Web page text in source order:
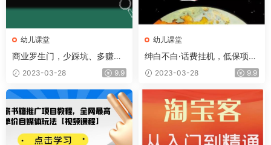
幼儿课堂
商业罗生门，少踩坑、多赚钱
带你走进商业世界的第一课
2023-03-28 9.9
幼儿课堂
绅白不白·话费挂机，低保项
目，月赚1000 以上全自动化
收益
2023-03-28 9.9